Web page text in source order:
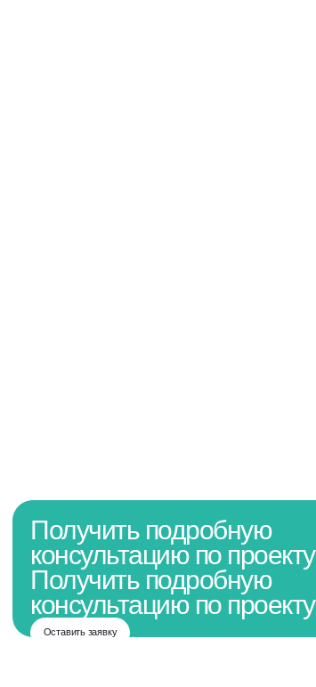
Получить подробную
консультацию по проекту
Получить подробную
консультацию по проекту
Оставить заявку